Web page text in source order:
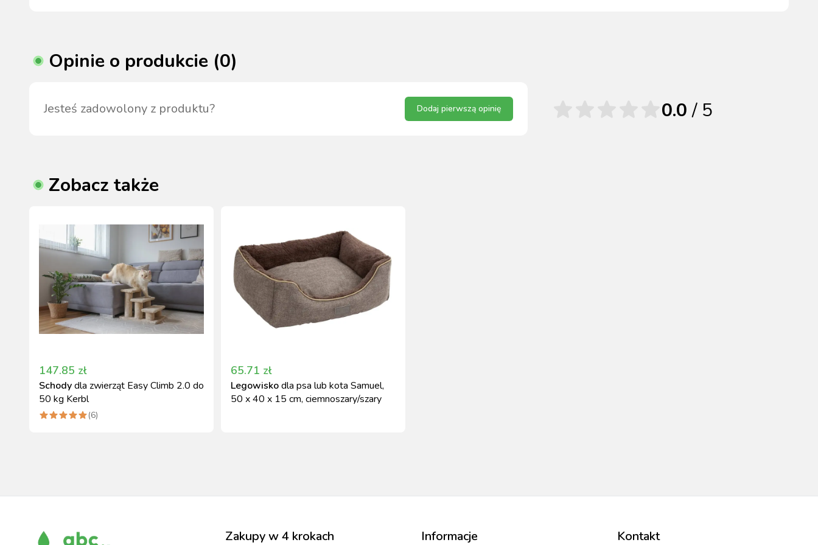
Opinie o produkcie (0)
Jesteś zadowolony z produktu? Dodaj pierwszą opinię 0.0/ 5
Zobacz także
147.85 zł
Schodydla zwierząt Easy Climb 2.0 do
50 kg Kerbl
(6)
65.71 zł
Legowiskodla psa lub kota Samuel,
50 x 40 x 15 cm, ciemnoszary/szary
Zakupy w 4 krokach Informacje Kontakt